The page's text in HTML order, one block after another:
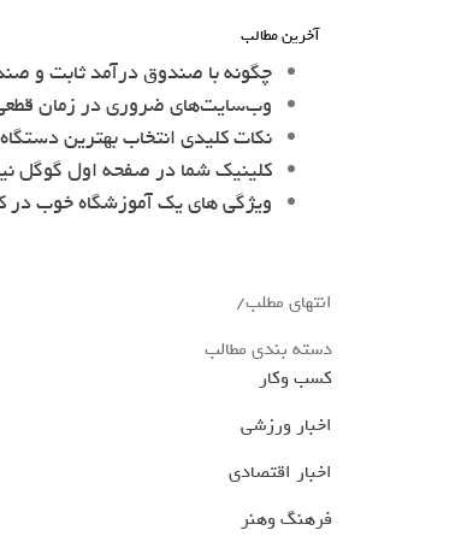
آخرین مطالب
چگونه با صندوق درآمد ثابت و
وب‌سایت‌های ضروری در زمان قطعی
نکات کلیدی انتخاب بهترین
کلینیک شما در صفحه اول
ویژگی های یک آموزشگاه خوب در
انتهای مطلب/
دسته بندی مطالب
کسب وکار
اخبار ورزشی
اخبار اقتصادی
فرهنگ وهنر